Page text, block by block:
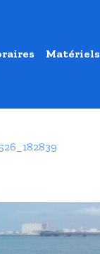
Matériels